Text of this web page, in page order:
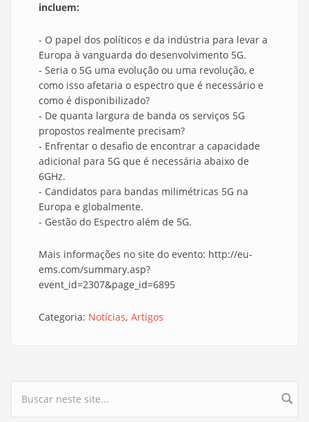
incluem:
- O papel dos políticos e da indústria para levar a
Europa à vanguarda do desenvolvimento 5G.
- Seria o 5G uma evolução ou uma revolução, e
como isso afetaria o espectro que é necessário e
como é disponibilizado?
- De quanta largura de banda os serviços 5G
propostos realmente precisam?
- Enfrentar o desafio de encontrar a capacidade
adicional para 5G que é necessária abaixo de
6GHz.
- Candidatos para bandas milimétricas 5G na
Europa e globalmente.
- Gestão do Espectro além de 5G.
Mais informações no site do evento: http://eu-
ems.com/summary.asp?
event_id=2307&page_id=6895
Categoria: Notícias Artigos
Formulário de busca